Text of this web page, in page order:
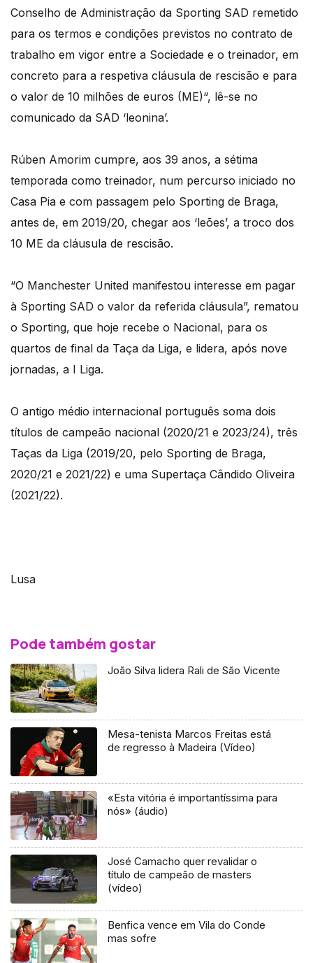
Conselho de Administração da Sporting SAD remetido
para os termos e condições previstos no contrato de
trabalho em vigor entre a Sociedade e o treinador, em
concreto para a respetiva cláusula de rescisão e para
o valor de 10 milhões de euros (ME)“, lê-se no
comunicado da SAD ‘leonina’.
Rúben Amorim cumpre, aos 39 anos, a sétima
temporada como treinador, num percurso iniciado no
Casa Pia e com passagem pelo Sporting de Braga,
antes de, em 2019/20, chegar aos ‘leões’, a troco dos
10 ME da cláusula de rescisão.
“O Manchester United manifestou interesse em pagar
à Sporting SAD o valor da referida cláusula”, rematou
o Sporting, que hoje recebe o Nacional, para os
quartos de final da Taça da Liga, e lidera, após nove
jornadas, a I Liga.
O antigo médio internacional português soma dois
títulos de campeão nacional (2020/21 e 2023/24), três
Taças da Liga (2019/20, pelo Sporting de Braga,
2020/21 e 2021/22) e uma Supertaça Cândido Oliveira
(2021/22).
Lusa
Pode também gostar
João Silva lidera Rali de São Vicente
Mesa-tenista Marcos Freitas está
de regresso à Madeira (Vídeo)
«Esta vitória é importantíssima para
nós» (áudio)
José Camacho quer revalidar o
título de campeão de masters
(vídeo)
Benfica vence em Vila do Conde
mas sofre